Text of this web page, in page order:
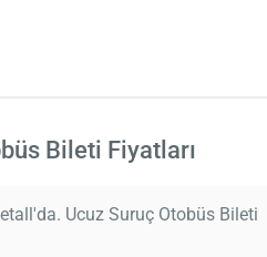
Bileti Fiyatları
Ucuz Suruç Otobüs Bileti